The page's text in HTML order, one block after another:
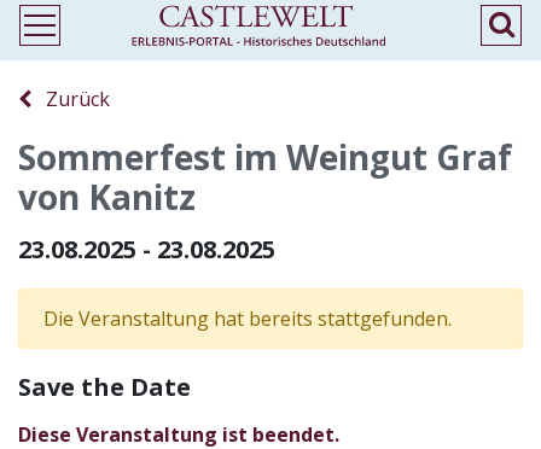
Zurück
Sommerfest im Weingut Graf
von Kanitz
23.08.2025 - 23.08.2025
Die Veranstaltung hat bereits stattgefunden.
Save the Date
Diese Veranstaltung ist beendet.